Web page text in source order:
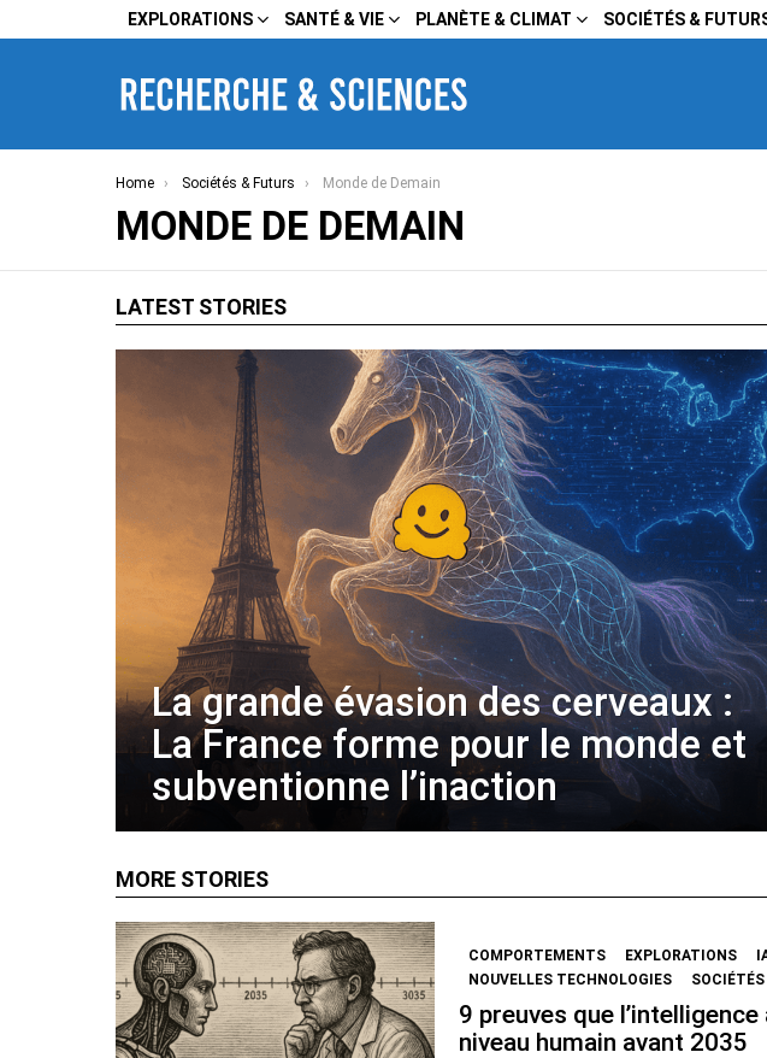
EXPLORATIONS SANTÉ & VIE PLANÈTE & CLIMAT SOCIÉTÉS &
You are here:
Home Sociétés & Futurs Monde de Demain
MONDE DE DEMAIN
LATEST STORIES
La grande évasion des cerveaux :
La France forme pour le monde et
subventionne l’inaction
MORE STORIES
COMPORTEMENTS EXPLORATIONS
NOUVELLES TECHNOLOGIES
9 preuves que
niveau humain avant 2035